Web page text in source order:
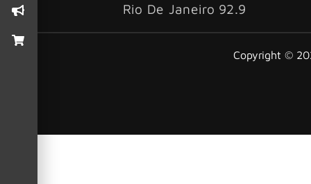
Rio De Janeiro 92.9
Copyright ©